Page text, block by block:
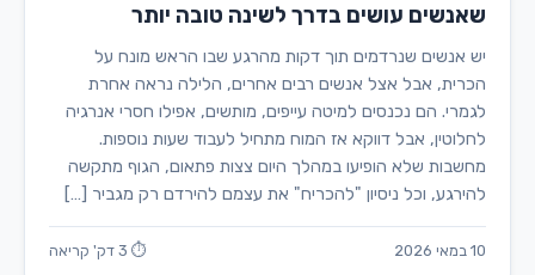
שאנשים עושים בדרך לשינה טובה יותר
יש אנשים שנרדמים תוך דקות מהרגע שבו הראש מונח על
הכרית, אבל אצל אנשים רבים אחרים, הלילה נראה אחרת
לגמרי. הם נכנסים למיטה עייפים, מותשים, אפילו חסרי אנרגיה
לחלוטין, אבל דווקא אז המוח מתחיל לעבוד שעות נוספות.
מחשבות שלא הופיעו במהלך היום צצות פתאום, הגוף מתקשה
להירגע, וכל ניסיון "להכריח" את עצמם להירדם רק מגביר […]
10 במאי 2026 ⏱ 3 דק' קריאה